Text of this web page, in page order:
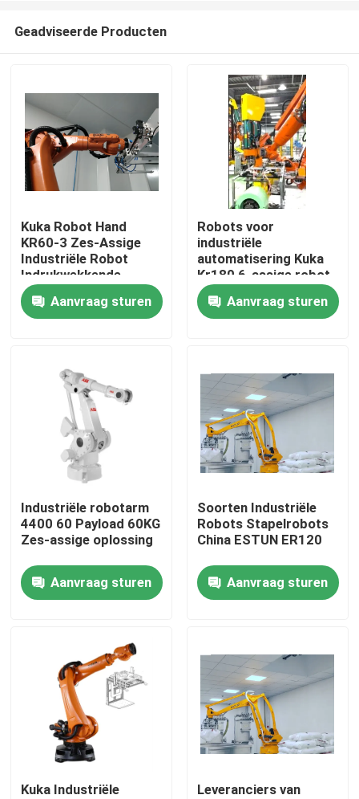
Producten
Video's
VR-show
Over ons
Fabriekstocht
Neem contact met ons op
Nieuws
Gevallen
Geadviseerde Producten
Kuka Robot Hand
KR60-3 Zes-Assige
Industriële Robot
Indrukwekkende
Snelheid
Aanvraag sturen
Robots voor
industriële
automatisering Kuka
Kr180 6-assige robot
Aanvraag sturen
Industriële robotarm
4400 60 Payload 60KG
Zes-assige oplossing
Aanvraag sturen
Soorten Industriële
Robots Stapelrobots
China ESTUN ER120
Aanvraag sturen
Kuka Industriële
Leveranciers van